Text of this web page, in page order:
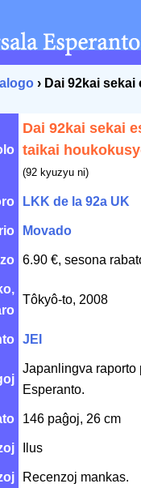
› Dai 92kai
Dai 92kai sekai
taikai
(92 kyuzyu ni)
LKK de la 92a UK
Movado
6.90 €, sesona
Tôkyô-to, 2008
JEI
Japanlingva raporto
Esperanto.
146 paĝoj, 26 cm
Ilus
Recenzoj mankas.